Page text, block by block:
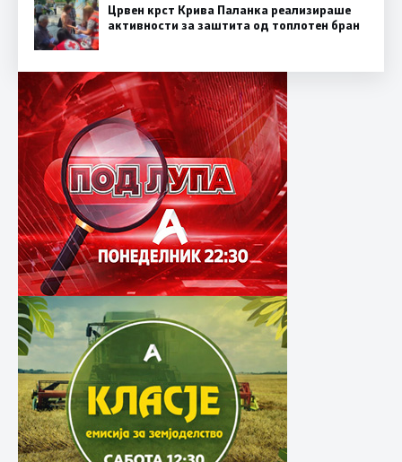
Црвен крст Крива Паланка реализираше
активности за заштита од топлотен бран